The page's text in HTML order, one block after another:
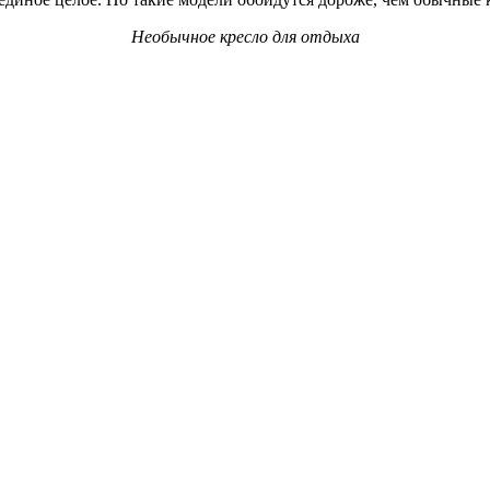
Необычное кресло для отдыха